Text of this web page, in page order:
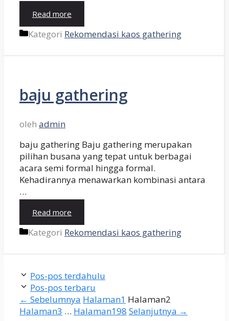
Read more
Kategori Rekomendasi kaos gathering
baju gathering
oleh admin
baju gathering Baju gathering merupakan
pilihan busana yang tepat untuk berbagai
acara semi formal hingga formal.
Kehadirannya menawarkan kombinasi antara
…
Read more
Kategori Rekomendasi kaos gathering
Pos-pos terdahulu
Pos-pos terbaru
← Sebelumnya Halaman1 Halaman2
Halaman3 … Halaman198 Selanjutnya →